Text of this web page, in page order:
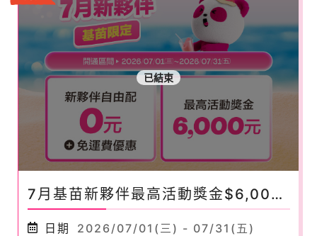
已結束
7月基苗新夥伴最高活動獎金$6,000
元！
日期 2026/07/01(三) - 07/31(五)